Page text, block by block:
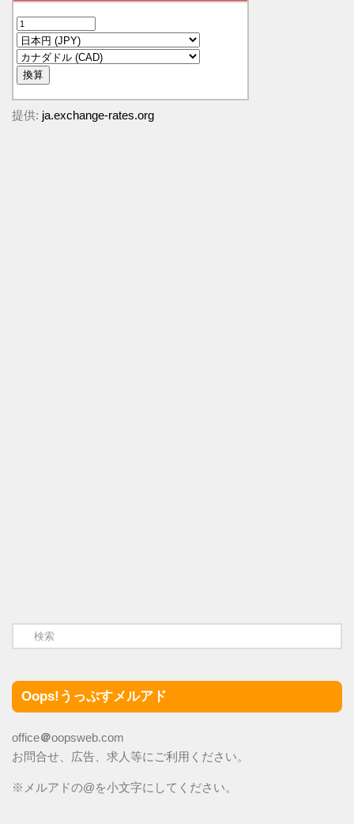
提供: ja.exchange-rates.org
Oops!うっぷすメルアド
office＠oopsweb.com
お問合せ、広告、求人等にご利用ください。
※メルアドの@を小文字にしてください。